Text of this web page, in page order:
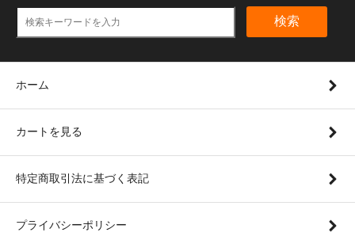
検索
ホーム
カートを見る
特定商取引法に基づく表記
プライバシーポリシー